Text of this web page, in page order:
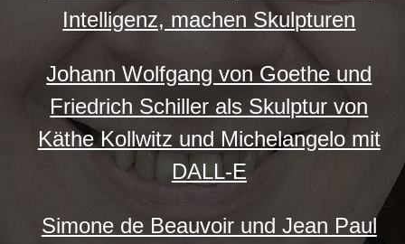
Intelligenz, machen Skulpturen
Johann Wolfgang von Goethe und
Friedrich Schiller als Skulptur von
Käthe Kollwitz und Michelangelo mit
DALL-E
Simone de Beauvoir und Jean Paul